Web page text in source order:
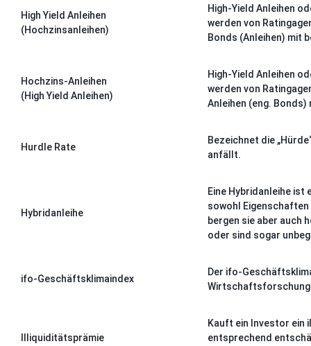
High Yield Anleihen
(Hochzinsanleihen)
High-Yield Anleihen
werden von
Bonds (Anleihen) mit
Hochzins-Anleihen
(High Yield Anleihen)
High-Yield Anleihen
werden von
Anleihen (eng.
Hurdle Rate
Bezeichnet die
anfällt.
Hybridanleihe
Eine Hybridanleihe ist
sowohl Eigenschaften
bergen sie aber auch
oder sind sogar
ifo-Geschäftsklimaindex
Der ifo-
Wirtschaftsforschung
Illiquiditätsprämie
Kauft ein Investor ein
entsprechend